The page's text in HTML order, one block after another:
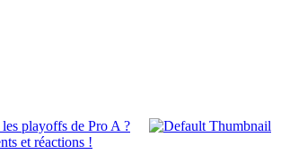
playoffs de Pro A ?
et réactions !